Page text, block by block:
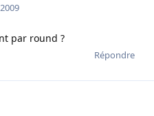
par round ?
Répondre